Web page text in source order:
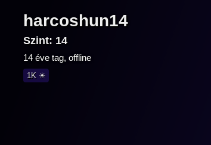
harcoshun14
Szint: 14
14 éve tag, offline
1K ☀